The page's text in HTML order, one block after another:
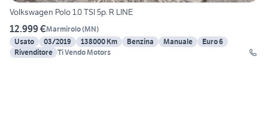
Volkswagen Polo 1.0 TSI 5p. R LINE
12.999 €Marmirolo(MN)
Usato
03/2019 138000 Km Benzina Manuale
Euro 6
Rivenditore Ti Vendo Motors